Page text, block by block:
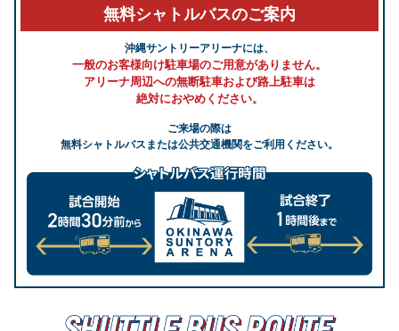
無料シャトルバスのご案内
沖縄サントリーアリーナには、
一般のお客様向け駐車場のご用意がありません。
アリーナ周辺への無断駐車および路上駐車は
絶対におやめください。
ご来場の際は
無料シャトルバスまたは公共交通機関をご利用ください。